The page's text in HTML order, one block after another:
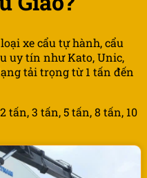
xe cẩu tự hành, cẩu
uy tín như Kato, Unic,
tải trọng từ 1 tấn đến
2 tấn, 3 tấn, 5 tấn, 8 tấn, 10